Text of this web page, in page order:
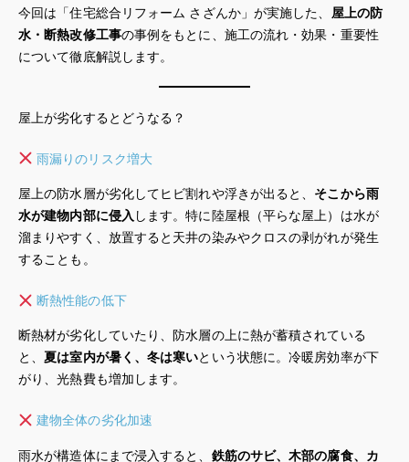
今回は「住宅総合リフォーム さざんか」が実施した、 屋上の防
水・断熱改修工事の事例をもとに、施工の流れ・効果・重要性
について徹底解説します。
屋上が劣化するとどうなる？
雨漏りのリスク増大
屋上の防水層が劣化してヒビ割れや浮きが出ると、 そこから雨
水が建物内部に侵入 します。特に陸屋根（平らな屋上）は水が
溜まりやすく、放置すると天井の染みやクロスの剥がれが発生
することも。
断熱性能の低下
断熱材が劣化していたり、防水層の上に熱が蓄積されている
と、夏は室内が暑く、冬は寒いという状態に。冷暖房効率が下
がり、光熱費も増加します。
建物全体の劣化加速
雨水が構造体にまで浸入すると、 鉄筋のサビ、木部の腐食、カ